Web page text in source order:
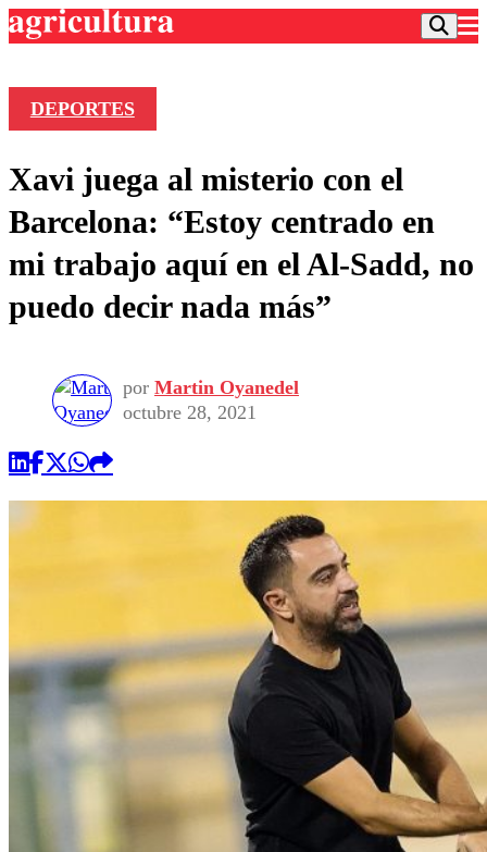
Frecuencias
Agricultura TV
Deportes
Colo Colo
Motor
Torneo Internacional
Torneo Nacional
Entretención
Noticias
Internacional
Nacional
Vida Social
Programas
Comercial
DEPORTES
Xavi juega al misterio con el
Barcelona: “Estoy centrado en
mi trabajo aquí en el Al-Sadd, no
puedo decir nada más”
por Martin Oyanedel
octubre 28, 2021